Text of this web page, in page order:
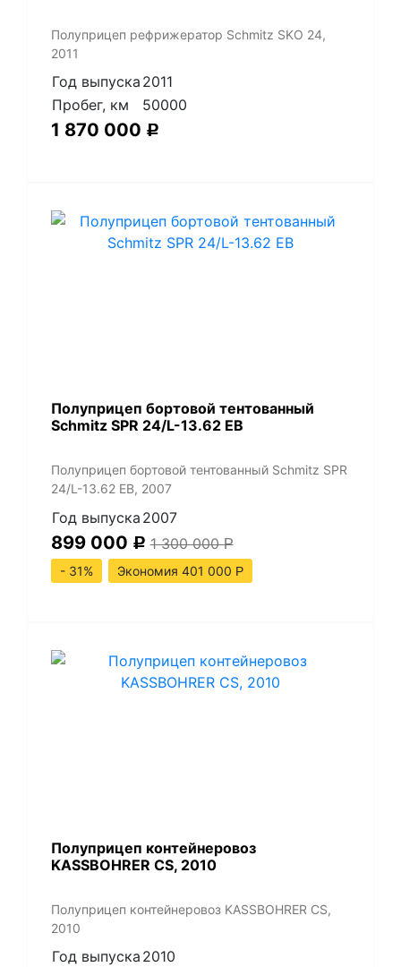
Полуприцеп рефрижератор Schmitz SKO 24,
2011
Год выпуска 2011
Пробег, км
50000
1 870 000 Р
Полуприцеп бортовой тентованный
Schmitz SPR 24/L-13.62 EB
Полуприцеп бортовой тентованный Schmitz SPR
24/L-13.62 EB, 2007
Год выпуска 2007
899 000 Р 1 300 000Р
- 31%
Экономия 401 000 Р
Полуприцеп контейнеровоз
KASSBOHRER CS, 2010
Полуприцеп контейнеровоз KASSBOHRER CS,
2010
Год выпуска 2010